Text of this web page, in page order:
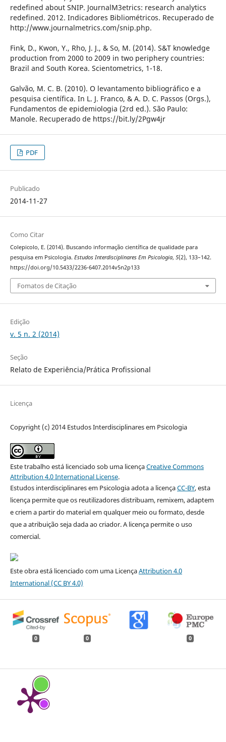
redefined about SNIP. JournalM3etrics: research analytics
redefined. 2012. Indicadores Bibliométricos. Recuperado de
http://www.journalmetrics.com/snip.php.
Fink, D., Kwon, Y., Rho, J. J., & So, M. (2014). S&T knowledge
production from 2000 to 2009 in two periphery countries:
Brazil and South Korea. Scientometrics, 1-18.
Galvão, M. C. B. (2010). O levantamento bibliográfico e a
pesquisa científica. In L. J. Franco, & A. D. C. Passos (Orgs.),
Fundamentos de epidemiologia (2rd ed.). São Paulo:
Manole. Recuperado de https://bit.ly/2Pgw4jr
PDF
Publicado
2014-11-27
Como Citar
Colepicolo, E. (2014). Buscando informação científica de qualidade para
pesquisa em Psicologia. Estudos Interdisciplinares Em Psicologia, 5(2), 133–142.
https://doi.org/10.5433/2236-6407.2014v5n2p133
Fomatos de Citação
Edição
v. 5 n. 2 (2014)
Seção
Relato de Experiência/Prática Profissional
Licença
Copyright (c) 2014 Estudos Interdisciplinares em Psicologia
Este trabalho está licenciado sob uma licençaCreative Commons
Attribution 4.0 International License.
Estudos interdisciplinares em Psicologia adota a licençaCC-BY, esta
licença permite que os reutilizadores distribuam, remixem, adaptem
e criem a partir do material em qualquer meio ou formato, desde
que a atribuição seja dada ao criador. A licença permite o uso
comercial.
Este obra está licenciado com uma LicençaAttribution 4.0
International(CC BY 4.0)
0 0 0